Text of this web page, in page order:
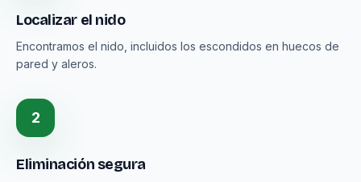
Localizar el nido
Encontramos el nido, incluidos los escondidos en huecos de
pared y aleros.
2
Eliminación segura